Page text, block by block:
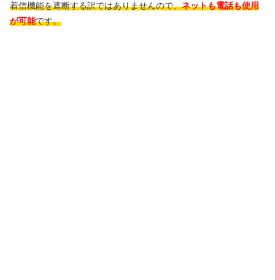
着信機能を遮断する訳ではありませんので、ネットも電話も使用
が可能です。